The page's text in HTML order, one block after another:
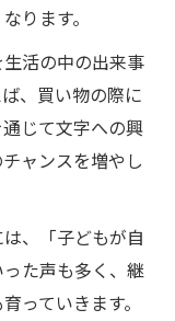
ります。
活の中の出来事
、買い物の際に
じて文字への興
ャンスを増やし
、「子どもが自
た声も多く、継
っていきます。